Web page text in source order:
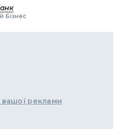
Бізнес
вашої реклами